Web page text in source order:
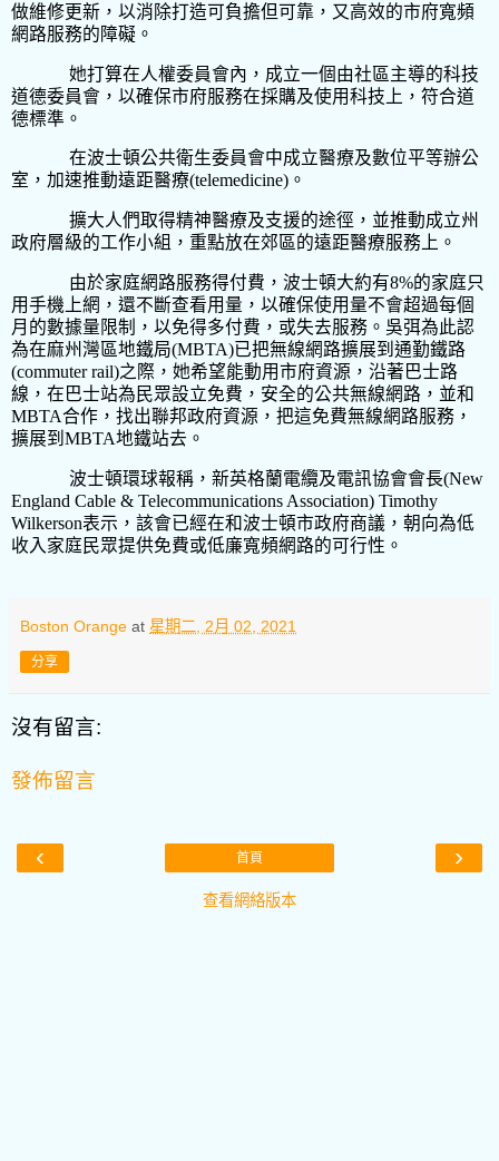
做維修更新，以消除打造可負擔但可靠，又高效的市府寬頻
網路服務的障礙。
她打算在人權委員會內，成立一個由社區主導的科技
道德委員會，以確保市府服務在採購及使用科技上，符合道
德標準。
在波士頓公共衛生委員會中成立醫療及數位平等辦公
室，加速推動遠距醫療(telemedicine) 。
擴大人們取得精神醫療及支援的途徑，並推動成立州
政府層級的工作小組，重點放在郊區的遠距醫療服務上。
由於家庭網路服務得付費，波士頓大約有8%的家庭只
用手機上網，還不斷查看用量，以確保使用量不會超過每個
月的數據量限制，以免得多付費，或失去服務。吳弭為此認
為在麻州灣區地鐵局(MBTA)已把無線網路擴展到通勤鐵路
(commuter rail)之際，她希望能動用市府資源，沿著巴士路
線，在巴士站為民眾設立免費，安全的公共無線網路，並和
MBTA合作，找出聯邦政府資源，把這免費無線網路服務，
擴展到 MBTA地鐵站去。
波士頓環球報稱，新英格蘭電纜及電訊協會會長(New
England Cable & Telecommunications Association) Timothy
Wilkerson表示，該會已經在和波士頓市政府商議，朝向為低
收入家庭民眾提供免費或低廉寬頻網路的可行性。
Boston Orange at 星期二, 2月 02, 2021
分享
沒有留言:
發佈留言
‹ ›
首頁
查看網絡版本